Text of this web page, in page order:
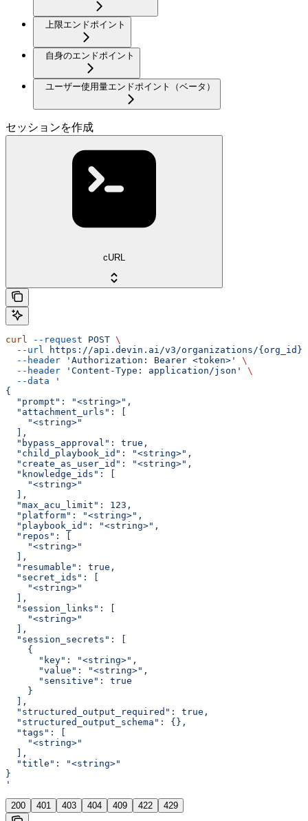
上限エンドポイント
自身のエンドポイント
ユーザー使用量エンドポイント（ベータ）
セッションを作成
cURL
curl --request POST \
  --url
https://api.devin.ai/v3/organizations/{org_id}/
  --header
'Authorization: Bearer <token>'
\
  --header
'Content-Type: application/json'
\
  --data
'
{
  "prompt": "<string>",
  "attachment_urls": [
    "<string>"
  ],
  "bypass_approval": true,
  "child_playbook_id": "<string>",
  "create_as_user_id": "<string>",
  "knowledge_ids": [
    "<string>"
  ],
  "max_acu_limit": 123,
  "platform": "<string>",
  "playbook_id": "<string>",
  "repos": [
    "<string>"
  ],
  "resumable": true,
  "secret_ids": [
    "<string>"
  ],
  "session_links": [
    "<string>"
  ],
  "session_secrets": [
    {
      "key": "<string>",
      "value": "<string>",
      "sensitive": true
    }
  ],
  "structured_output_required": true,
  "structured_output_schema": {},
  "tags": [
    "<string>"
  ],
  "title": "<string>"
}
'
200 401 403 404 409 422 429